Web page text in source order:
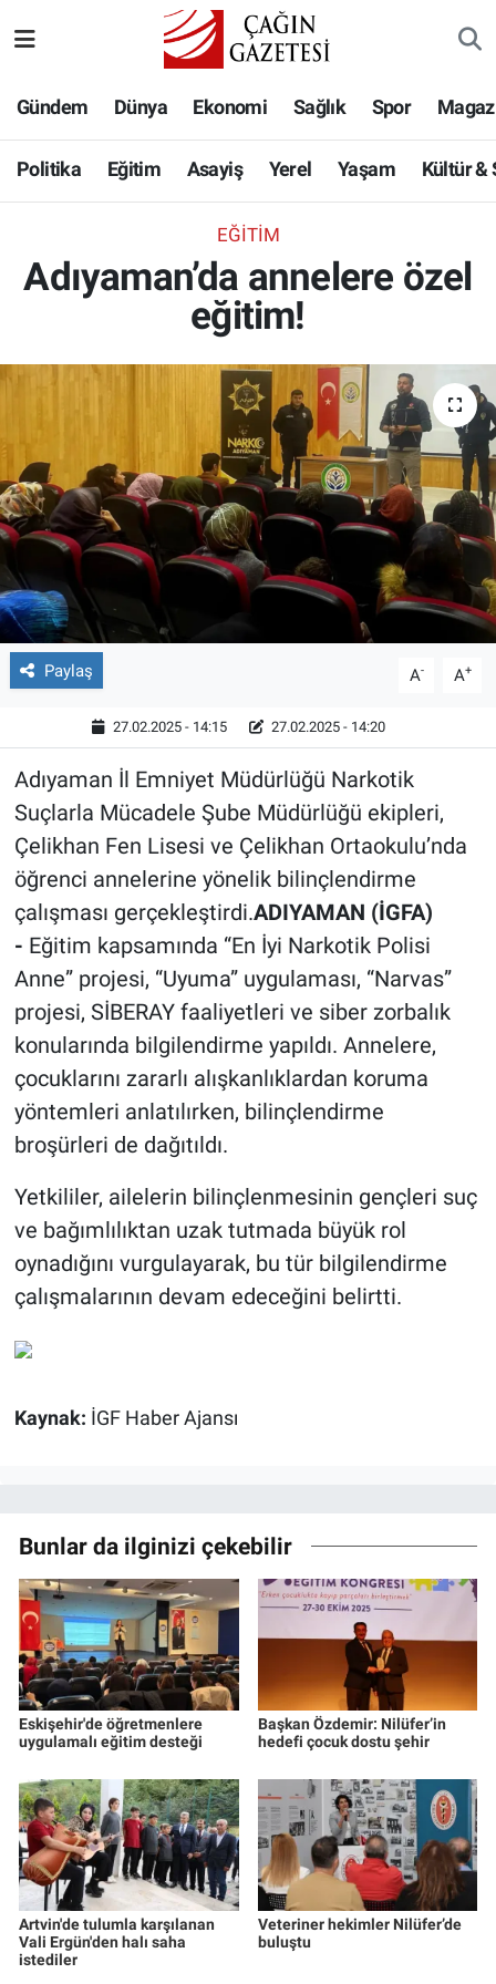
Gündem Dünya Ekonomi Sağlık Spor
Politika Eğitim Asayiş Yerel Yaşam Kültür &
EĞITIM
Adıyaman’da annelere özel
eğitim!
Paylaş A- A+
27.02.2025 - 14:15 27.02.2025 - 14:20
Adıyaman İl Emniyet Müdürlüğü Narkotik
Suçlarla Mücadele Şube Müdürlüğü ekipleri,
Çelikhan Fen Lisesi ve Çelikhan Ortaokulu’nda
öğrenci annelerine yönelik bilinçlendirme
çalışması gerçekleştirdi.ADIYAMAN (İGFA)
- Eğitim kapsamında “En İyi Narkotik Polisi
Anne” projesi, “Uyuma” uygulaması, “Narvas”
projesi, SİBERAY faaliyetleri ve siber zorbalık
konularında bilgilendirme yapıldı. Annelere,
çocuklarını zararlı alışkanlıklardan koruma
yöntemleri anlatılırken, bilinçlendirme
broşürleri de dağıtıldı.
Yetkililer, ailelerin bilinçlenmesinin gençleri suç
ve bağımlılıktan uzak tutmada büyük rol
oynadığını vurgulayarak, bu tür bilgilendirme
çalışmalarının devam edeceğini belirtti.
Kaynak: İGF Haber Ajansı
Bunlar da ilginizi çekebilir
Eskişehir'de öğretmenlere
uygulamalı eğitim desteği
Başkan Özdemir: Nilüfer’in
hedefi çocuk dostu şehir
Artvin'de tulumla karşılanan
Vali Ergün'den halı saha
istediler
Veteriner hekimler Nilüfer’de
buluştu
Eğitim
Asayiş
Kültür & Sanat
Köşe Yazıları
Röportaj
Video Galeri
Hava Durumu
Namaz Vakitleri
Süper Lig Puan Durumu ve Fikstür
Tüm Manşetler
Haber Arşivi